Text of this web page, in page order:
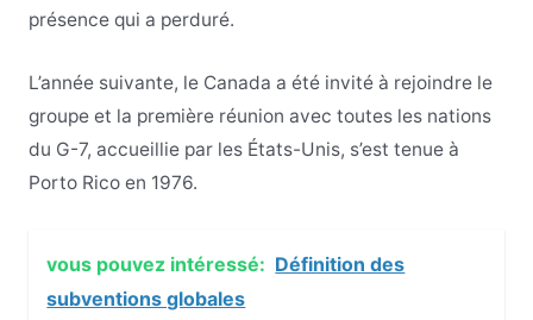
présence qui a perduré.
L’année suivante, le Canada a été invité à rejoindre le
groupe et la première réunion avec toutes les nations
du G-7, accueillie par les États-Unis, s’est tenue à
Porto Rico en 1976.
vous pouvez intéressé: Définition des
subventions globales